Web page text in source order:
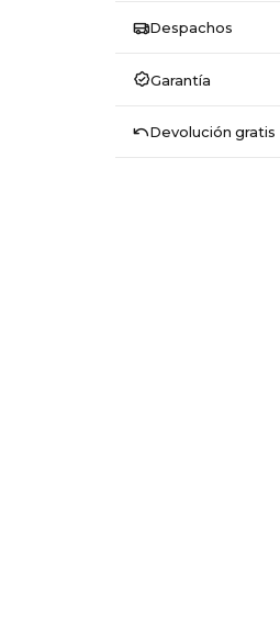
Despachos
Garantía
Devolución gratis